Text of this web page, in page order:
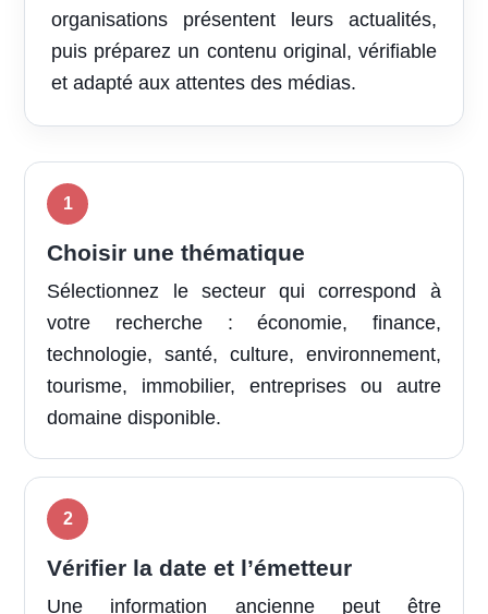
organisations présentent leurs actualités,
puis préparez un contenu original, vérifiable
et adapté aux attentes des médias.
Choisir une thématique
Sélectionnez le secteur qui correspond à
votre recherche : économie, finance,
technologie, santé, culture, environnement,
tourisme, immobilier, entreprises ou autre
domaine disponible.
Vérifier la date et l’émetteur
Une information ancienne peut être